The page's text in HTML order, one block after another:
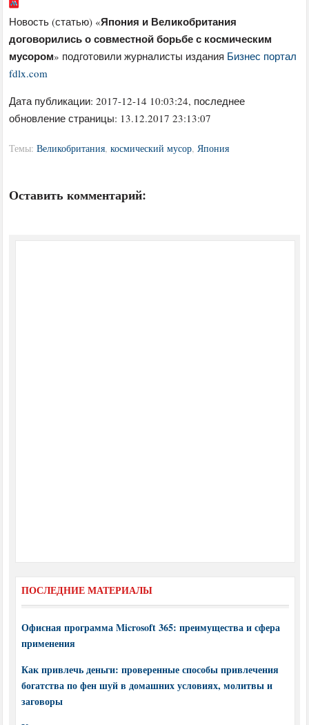
Новость (статью) «Япония и Великобритания
договорились о совместной борьбе с космическим
мусором» подготовили журналисты издания Бизнес портал
fdlx.com
Дата публикации:2017-12-14 10:03:24, последнее
обновление страницы: 13.12.2017 23:13:07
Темы:Великобритания,космический мусор,Япония
Оставить комментарий:
ПОСЛЕДНИЕ МАТЕРИАЛЫ
Офисная программа Microsoft 365: преимущества и сфера
применения
Как привлечь деньги: проверенные способы привлечения
богатства по фен шуй в домашних условиях, молитвы и
заговоры